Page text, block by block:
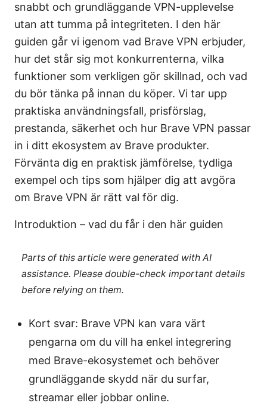
snabbt och grundläggande VPN-upplevelse
utan att tumma på integriteten. I den här
guiden går vi igenom vad Brave VPN erbjuder,
hur det står sig mot konkurrenterna, vilka
funktioner som verkligen gör skillnad, och vad
du bör tänka på innan du köper. Vi tar upp
praktiska användningsfall, prisförslag,
prestanda, säkerhet och hur Brave VPN passar
in i ditt ekosystem av Brave produkter.
Förvänta dig en praktisk jämförelse, tydliga
exempel och tips som hjälper dig att avgöra
om Brave VPN är rätt val för dig.
Introduktion – vad du får i den här guiden
Parts of this article were generated with AI
assistance. Please double-check important details
before relying on them.
Kort svar: Brave VPN kan vara värt
pengarna om du vill ha enkel integrering
med Brave-ekosystemet och behöver
grundläggande skydd när du surfar,
streamar eller jobbar online.